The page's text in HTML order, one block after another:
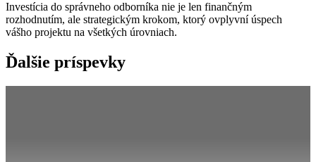
Investícia do správneho odborníka nie je len finančným
rozhodnutím, ale strategickým krokom, ktorý ovplyvní úspech
vášho projektu na všetkých úrovniach.
Ďalšie príspevky